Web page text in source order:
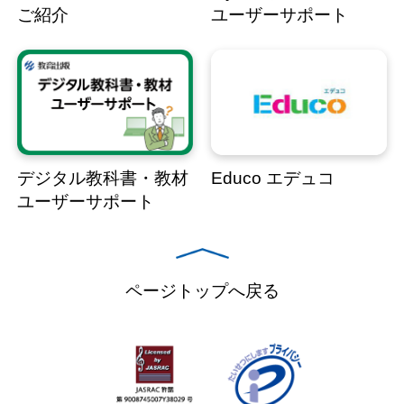
ご紹介
ユーザーサポート
デジタル教科書・教材
ユーザーサポート
Educo エデュコ
ページトップへ戻る